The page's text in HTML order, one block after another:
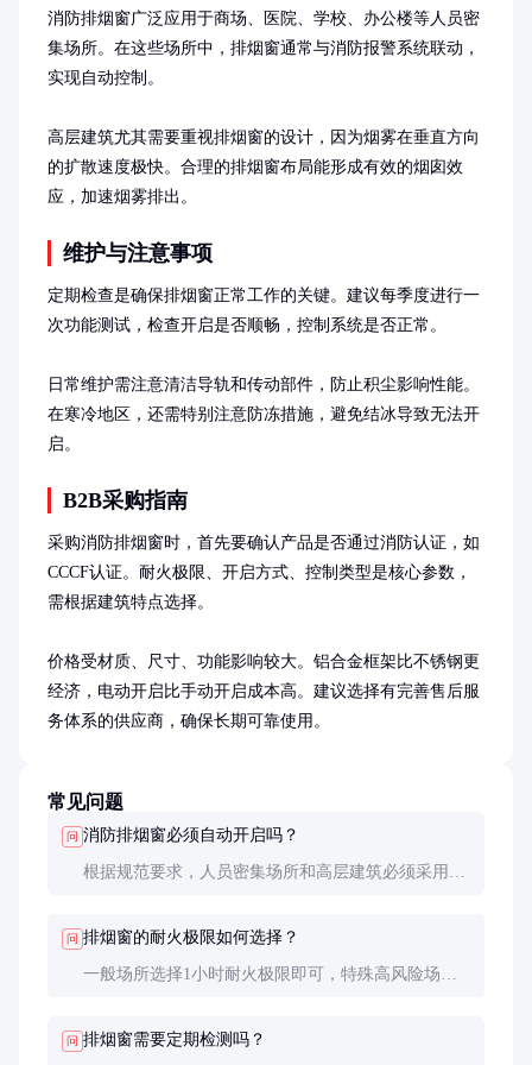
消防排烟窗广泛应用于商场、医院、学校、办公楼等人员密
集场所。在这些场所中，排烟窗通常与消防报警系统联动，
实现自动控制。
高层建筑尤其需要重视排烟窗的设计，因为烟雾在垂直方向
的扩散速度极快。合理的排烟窗布局能形成有效的烟囱效
应，加速烟雾排出。
维护与注意事项
定期检查是确保排烟窗正常工作的关键。建议每季度进行一
次功能测试，检查开启是否顺畅，控制系统是否正常。
日常维护需注意清洁导轨和传动部件，防止积尘影响性能。
在寒冷地区，还需特别注意防冻措施，避免结冰导致无法开
启。
B2B采购指南
采购消防排烟窗时，首先要确认产品是否通过消防认证，如
CCCF认证。耐火极限、开启方式、控制类型是核心参数，
需根据建筑特点选择。
价格受材质、尺寸、功能影响较大。铝合金框架比不锈钢更
经济，电动开启比手动开启成本高。建议选择有完善售后服
务体系的供应商，确保长期可靠使用。
常见问题
问 消防排烟窗必须自动开启吗？
根据规范要求，人员密集场所和高层建筑必须采用自
问 排烟窗的耐火极限如何选择？
一般场所选择1小时耐火极限即可，特殊高风险场所
问 排烟窗需要定期检测吗？